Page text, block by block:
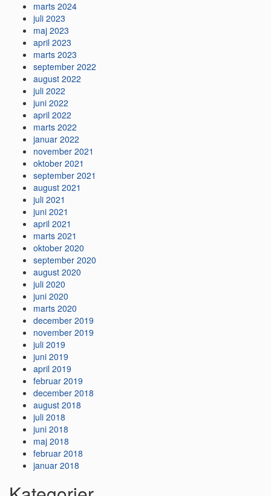
marts 2024
juli 2023
maj 2023
april 2023
marts 2023
september 2022
august 2022
juli 2022
juni 2022
april 2022
marts 2022
januar 2022
november 2021
oktober 2021
september 2021
august 2021
juli 2021
juni 2021
april 2021
marts 2021
oktober 2020
september 2020
august 2020
juli 2020
juni 2020
marts 2020
december 2019
november 2019
juli 2019
juni 2019
april 2019
februar 2019
december 2018
august 2018
juli 2018
juni 2018
maj 2018
februar 2018
januar 2018